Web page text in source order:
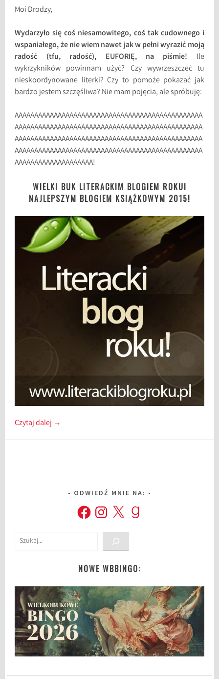
Moi Drodzy,
Wydarzyło się coś niesamowitego, coś tak cudownego i
wspaniałego, że nie wiem nawet jak w pełni wyrazić moją
radość (tfu, radość), EUFORIĘ, na piśmie! Ile
wykrzykników powinnam użyć? Czy wywrzeszczeć tu
nieskoordynowane literki? Czy to pomoże pokazać jak
bardzo jestem szczęśliwa? Nie mam pojęcia, ale spróbuję:
AAAAAAAAAAAAAAAAAAAAAAAAAAAAAAAAAAAAAAAAAAAAAAAA
AAAAAAAAAAAAAAAAAAAAAAAAAAAAAAAAAAAAAAAAAAAAAAAA
AAAAAAAAAAAAAAAAAAAAAAAAAAAAAAAAAAAAAAAAAAAAAAAA
AAAAAAAAAAAAAAAAAAAAAAAAAAAAAAAAAAAAAAAAAAAAAAAA
AAAAAAAAAAAAAAAAAAAA!
WIELKI BUK LITERACKIM BLOGIEM ROKU!
NAJLEPSZYM BLOGIEM KSIĄŻKOWYM 2015!
Czytaj dalej →
ODWIEDŹ MNIE NA:
FacebookInstagram
X Goodreads
Szukaj
NOWE WBBINGO: